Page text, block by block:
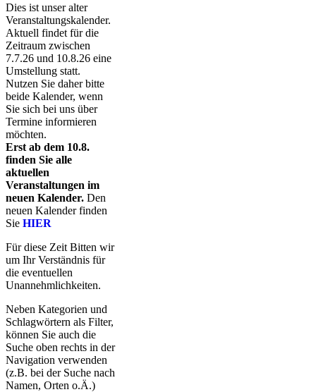
Dies ist unser alter
Veranstaltungskalender.
Aktuell findet für die
Zeitraum zwischen
7.7.26 und 10.8.26 eine
Umstellung statt.
Nutzen Sie daher bitte
beide Kalender, wenn
Sie sich bei uns über
Termine informieren
möchten.
Erst ab dem 10.8.
finden Sie alle
aktuellen
Veranstaltungen im
neuen Kalender. Den
neuen Kalender finden
Sie HIER
Für diese Zeit Bitten wir
um Ihr Verständnis für
die eventuellen
Unannehmlichkeiten.
Neben Kategorien und
Schlagwörtern als Filter,
können Sie auch die
Suche oben rechts in der
Navigation verwenden
(z.B. bei der Suche nach
Namen, Orten o.Ä.)